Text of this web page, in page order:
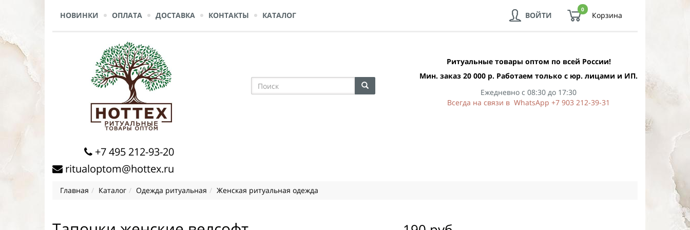
НОВИНКИ ОПЛАТА ДОСТАВКА КОНТАКТЫ КАТАЛОГ
0
Корзина
ВОЙТИ
Ритуальные товары оптом по всей России!
Мин. заказ 20 000 р. Работаем только с юр. лицами и ИП.
Ежедневно с 08:30 до 17:30
Всегда на связи в WhatsApp +7 903 212-39-31
+7 495 212-93-20
ritualoptom@hottex.ru
Главная Каталог Одежда ритуальная Женская ритуальная одежда